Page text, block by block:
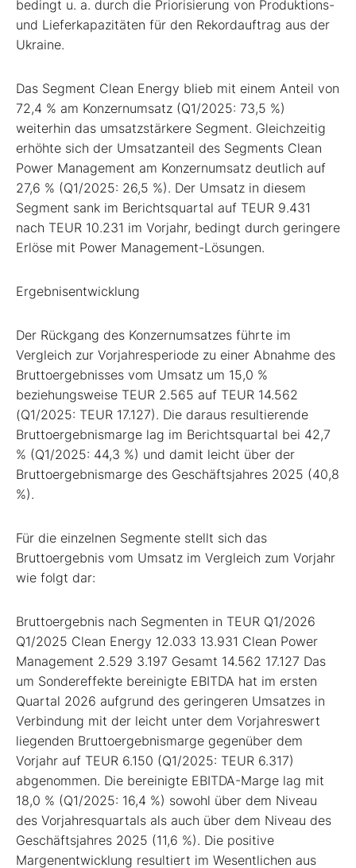
bedingt u. a. durch die Priorisierung von Produktions-
und Lieferkapazitäten für den Rekordauftrag aus der
Ukraine.
Das Segment Clean Energy blieb mit einem Anteil von
72,4 % am Konzernumsatz (Q1/2025: 73,5 %)
weiterhin das umsatzstärkere Segment. Gleichzeitig
erhöhte sich der Umsatzanteil des Segments Clean
Power Management am Konzernumsatz deutlich auf
27,6 % (Q1/2025: 26,5 %). Der Umsatz in diesem
Segment sank im Berichtsquartal auf TEUR 9.431
nach TEUR 10.231 im Vorjahr, bedingt durch geringere
Erlöse mit Power Management-Lösungen.
Ergebnisentwicklung
Der Rückgang des Konzernumsatzes führte im
Vergleich zur Vorjahresperiode zu einer Abnahme des
Bruttoergebnisses vom Umsatz um 15,0 %
beziehungsweise TEUR 2.565 auf TEUR 14.562
(Q1/2025: TEUR 17.127). Die daraus resultierende
Bruttoergebnismarge lag im Berichtsquartal bei 42,7
% (Q1/2025: 44,3 %) und damit leicht über der
Bruttoergebnismarge des Geschäftsjahres 2025 (40,8
%).
Für die einzelnen Segmente stellt sich das
Bruttoergebnis vom Umsatz im Vergleich zum Vorjahr
wie folgt dar:
Bruttoergebnis nach Segmenten in TEUR Q1/2026
Q1/2025 Clean Energy 12.033 13.931 Clean Power
Management 2.529 3.197 Gesamt 14.562 17.127 Das
um Sondereffekte bereinigte EBITDA hat im ersten
Quartal 2026 aufgrund des geringeren Umsatzes in
Verbindung mit der leicht unter dem Vorjahreswert
liegenden Bruttoergebnismarge gegenüber dem
Vorjahr auf TEUR 6.150 (Q1/2025: TEUR 6.317)
abgenommen. Die bereinigte EBITDA-Marge lag mit
18,0 % (Q1/2025: 16,4 %) sowohl über dem Niveau
des Vorjahresquartals als auch über dem Niveau des
Geschäftsjahres 2025 (11,6 %). Die positive
Margenentwicklung resultiert im Wesentlichen aus